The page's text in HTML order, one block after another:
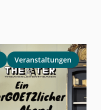
Veranstaltungen